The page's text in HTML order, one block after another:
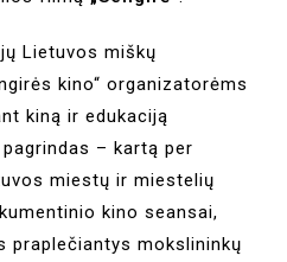
Lietuvos miškų
kino“ organizatorėms
kiną ir edukaciją
– kartą per
miestų ir miestelių
kino seansai,
praplečiantys mokslininkų